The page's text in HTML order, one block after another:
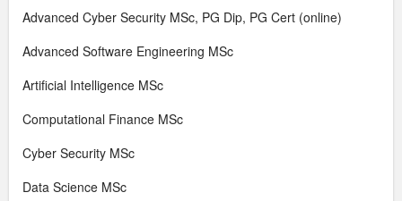
Advanced Cyber Security MSc, PG Dip, PG Cert (online)
Advanced Software Engineering MSc
Artificial Intelligence MSc
Computational Finance MSc
Cyber Security MSc
Data Science MSc